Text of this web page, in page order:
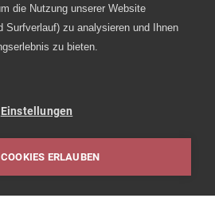
die Nutzung unserer Website
Surfverlauf) zu analysieren und Ihnen
zu bieten.
Einstellungen
ERLAUBEN
einen Rundgang durch